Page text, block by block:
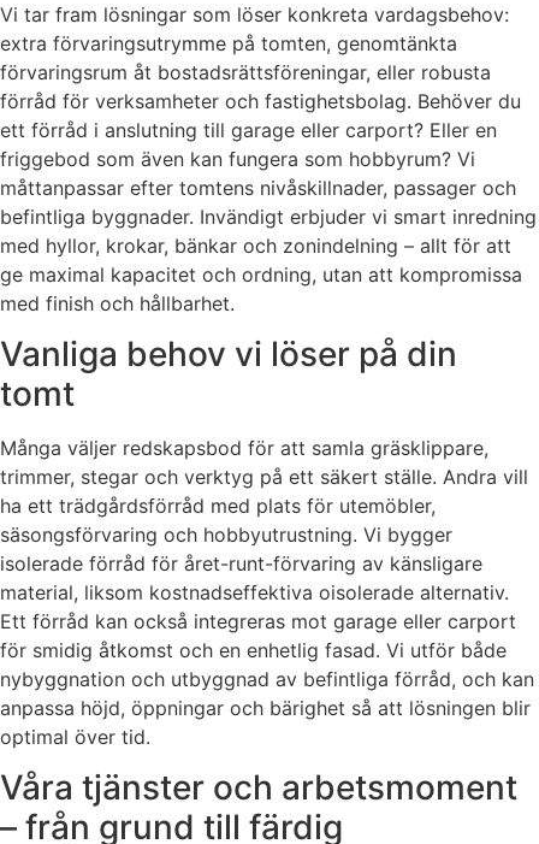
Vi tar fram lösningar som löser konkreta vardagsbehov:
extra förvaringsutrymme på tomten, genomtänkta
förvaringsrum åt bostadsrättsföreningar, eller robusta
förråd för verksamheter och fastighetsbolag. Behöver du
ett förråd i anslutning till garage eller carport? Eller en
friggebod som även kan fungera som hobbyrum? Vi
måttanpassar efter tomtens nivåskillnader, passager och
befintliga byggnader. Invändigt erbjuder vi smart inredning
med hyllor, krokar, bänkar och zonindelning – allt för att
ge maximal kapacitet och ordning, utan att kompromissa
med finish och hållbarhet.
Vanliga behov vi löser på din
tomt
Många väljer redskapsbod för att samla gräsklippare,
trimmer, stegar och verktyg på ett säkert ställe. Andra vill
ha ett trädgårdsförråd med plats för utemöbler,
säsongsförvaring och hobbyutrustning. Vi bygger
isolerade förråd för året-runt-förvaring av känsligare
material, liksom kostnadseffektiva oisolerade alternativ.
Ett förråd kan också integreras mot garage eller carport
för smidig åtkomst och en enhetlig fasad. Vi utför både
nybyggnation och utbyggnad av befintliga förråd, och kan
anpassa höjd, öppningar och bärighet så att lösningen blir
optimal över tid.
Våra tjänster och arbetsmoment
– från grund till färdig